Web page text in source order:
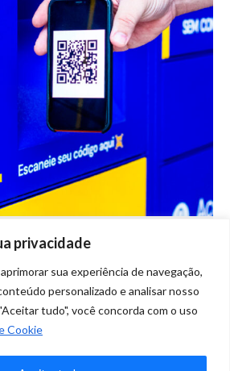
privacidade
sua experiência de navegação,
personalizado e analisar nosso
tudo", você concorda com o uso
Cookie
Code durante e pós
Clique
setembro 8, 2021